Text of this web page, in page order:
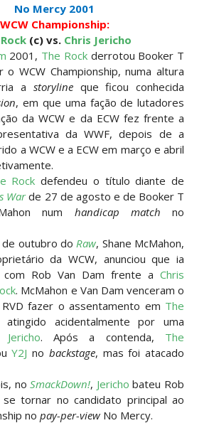
No Mercy 2001
WCW Championship:
(c) vs. Chris Jericho
2001, The Rockderrotou Booker T
o WCW Championship, numa altura
a storylineque ficou conhecida
, em que uma fação de lutadores
da WCW e da ECW fez frente a
da WWF, depois de a
a WCW e a ECW em março e abril
Rock defendeu o título diante de
Warde 27 de agosto e de Booker T
num handicap match no
de outubro do Raw, Shane McMahon,
da WCW, anunciou que ia
com Rob Van Dam frente aChris
. McMahon e Van Dam venceram o
fazer o assentamento em The
acidentalmente por uma
Jericho. Após a contenda, The
Y2J no backstage, mas foi atacado
noSmackDown!, Jericho bateu Rob
tornar no candidato principal ao
no pay-per-viewNo Mercy.